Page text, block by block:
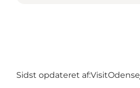
Sidst opdateret af:VisitOdense